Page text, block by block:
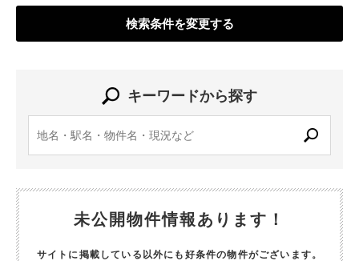
検索条件を変更する
キーワードから探す
未公開物件情報あります！
サイトに掲載している以外にも好条件の物件がございます。